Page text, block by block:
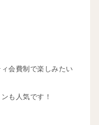
会費制で楽しみたい
も人気です！